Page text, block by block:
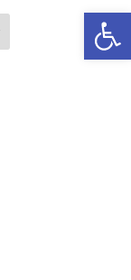
Ouvrir